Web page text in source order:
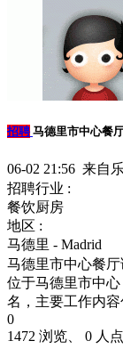
招聘 马德里市中心餐
06-02 21:56 来自
招聘行业 :
餐饮厨房
地区 :
马德里 - Madrid
马德里市中心餐
位于马德里市中心
名，主要工作内容
0
1472 浏览、 0 人